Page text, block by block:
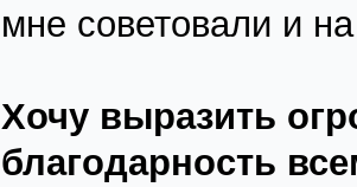
мне советовали и
Хочу выразить
благодарность